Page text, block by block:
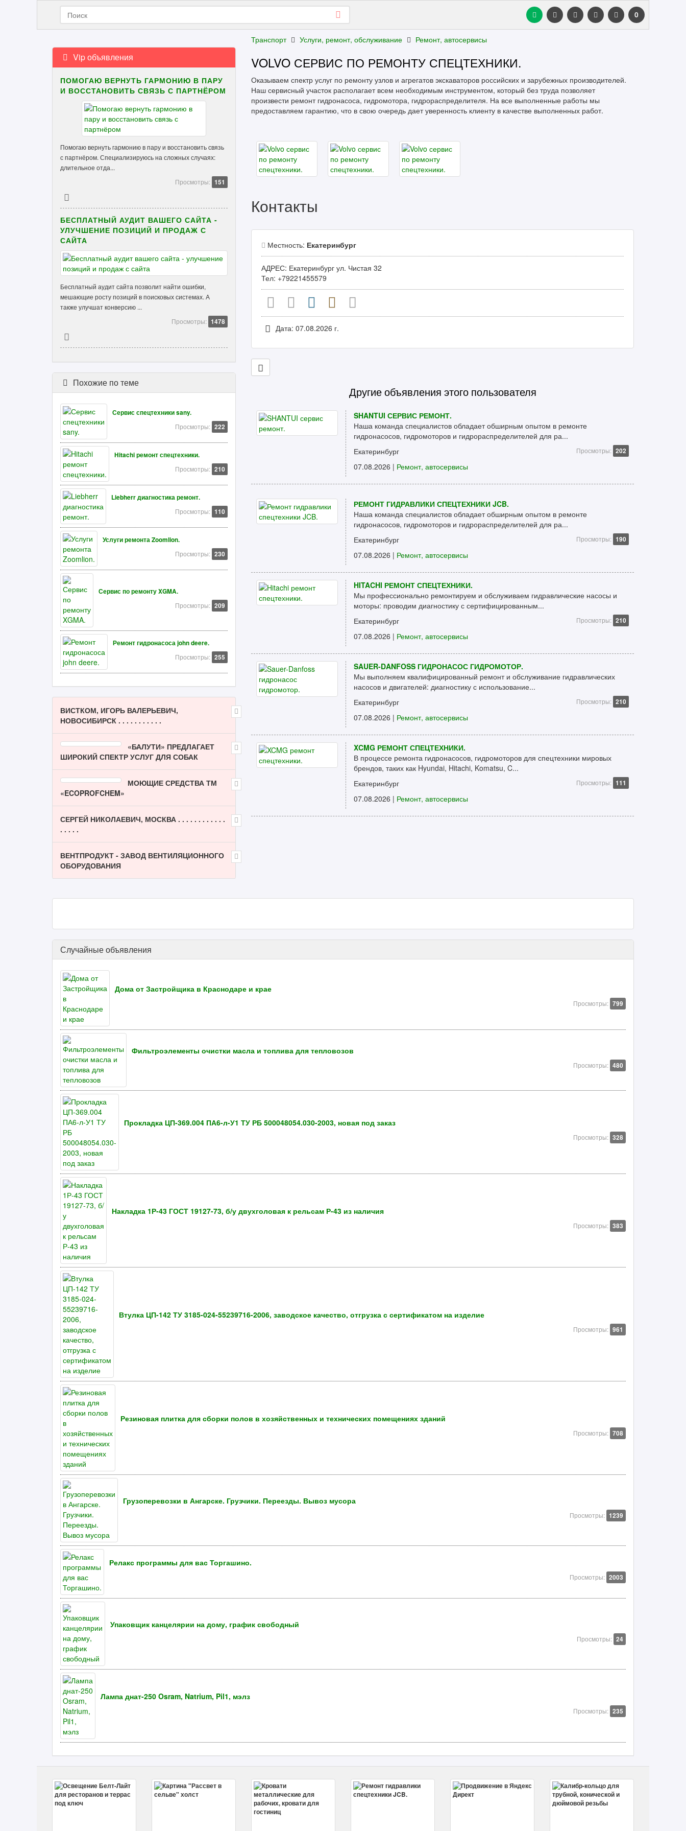
0
Транспорт Услуги, ремонт, обслуживание Ремонт, автосервисы
VOLVO СЕРВИС ПО РЕМОНТУ СПЕЦТЕХНИКИ.
Оказываем спектр услуг по ремонту узлов и агрегатов экскаваторов российских и зарубежных производителей.
Наш сервисный участок располагает всем необходимым инструментом, который без труда позволяет
произвести ремонт гидронасоса, гидромотора, гидрораспределителя. На все выполненные работы мы
предоставляем гарантию, что в свою очередь дает уверенность клиенту в качестве выполненных работ.
Контакты
Местность: Екатеринбург
АДРЕС: Екатеринбург ул. Чистая 32
Тел: +79221455579
Дата: 07.08.2026 г.
Другие объявления этого пользователя
SHANTUI СЕРВИС РЕМОНТ.
Наша команда специалистов обладает обширным опытом в ремонте
гидронасосов, гидромоторов и гидрораспределителей для ра...
Екатеринбург
Просмотры: 202
07.08.2026 | Ремонт, автосервисы
РЕМОНТ ГИДРАВЛИКИ СПЕЦТЕХНИКИ JCB.
Наша команда специалистов обладает обширным опытом в ремонте
гидронасосов, гидромоторов и гидрораспределителей для ра...
Екатеринбург
Просмотры: 190
07.08.2026 | Ремонт, автосервисы
HITACHI РЕМОНТ СПЕЦТЕХНИКИ.
Мы профессионально ремонтируем и обслуживаем гидравлические насосы и
моторы: проводим диагностику с сертифицированным...
Екатеринбург
Просмотры: 210
07.08.2026 | Ремонт, автосервисы
SAUER-DANFOSS ГИДРОНАСОС ГИДРОМОТОР.
Мы выполняем квалифицированный ремонт и обслуживание гидравлических
насосов и двигателей: диагностику с использование...
Екатеринбург
Просмотры: 210
07.08.2026 | Ремонт, автосервисы
XCMG РЕМОНТ СПЕЦТЕХНИКИ.
В процессе ремонта гидронасосов, гидромоторов для спецтехники мировых
брендов, таких как Hyundai, Hitachi, Komatsu, C...
Екатеринбург
Просмотры: 111
07.08.2026 | Ремонт, автосервисы
Vip объявления
ПОМОГАЮ ВЕРНУТЬ ГАРМОНИЮ В ПАРУ
И ВОССТАНОВИТЬ СВЯЗЬ С ПАРТНЁРОМ
Помогаю вернуть гармонию в пару и восстановить связь
с партнёром. Специализируюсь на сложных случаях:
длительное отда...
Просмотры: 151
БЕСПЛАТНЫЙ АУДИТ ВАШЕГО САЙТА -
УЛУЧШЕНИЕ ПОЗИЦИЙ И ПРОДАЖ С
САЙТА
Бесплатный аудит сайта позволит найти ошибки,
мешающие росту позиций в поисковых системах. А
также улучшат конверсию ...
Просмотры: 1478
Похожие по теме
Сервис спецтехники sany.
Просмотры: 222
Hitachi ремонт спецтехники.
Просмотры: 210
Liebherr диагностика ремонт.
Просмотры: 110
Услуги ремонта Zoomlion.
Просмотры: 230
Сервис по ремонту XGMA.
Просмотры: 209
Ремонт гидронасоса john deere.
Просмотры: 255
ВИСТКОМ, ИГОРЬ ВАЛЕРЬЕВИЧ,
НОВОСИБИРСК . . . . . . . . . . .
«БАЛУТИ» ПРЕДЛАГАЕТ
ШИРОКИЙ СПЕКТР УСЛУГ ДЛЯ СОБАК
МОЮЩИЕ СРЕДСТВА ТМ
«ECOPROFCHEM»
СЕРГЕЙ НИКОЛАЕВИЧ, МОСКВА . . . . . . . . . . . .
. . . . .
ВЕНТПРОДУКТ - ЗАВОД ВЕНТИЛЯЦИОННОГО
ОБОРУДОВАНИЯ
Случайные объявления
Дома от Застройщика в Краснодаре и крае
Просмотры: 799
Фильтроэлементы очистки масла и топлива для тепловозов
Просмотры: 480
Прокладка ЦП-369.004 ПА6-л-У1 ТУ РБ 500048054.030-2003, новая под заказ
Просмотры: 328
Накладка 1Р-43 ГОСТ 19127-73, б/у двухголовая к рельсам Р-43 из наличия
Просмотры: 383
Втулка ЦП-142 ТУ 3185-024-55239716-2006, заводское качество, отгрузка с сертификатом на изделие
Просмотры: 961
Резиновая плитка для сборки полов в хозяйственных и технических помещениях зданий
Просмотры: 708
Грузоперевозки в Ангарске. Грузчики. Переезды. Вывоз мусора
Просмотры: 1239
Релакс программы для вас Торгашино.
Просмотры: 2003
Упаковщик канцелярии на дому, график свободный
Просмотры: 24
Лампа днат-250 Osram, Natrium, Pil1, мэлз
Просмотры: 235